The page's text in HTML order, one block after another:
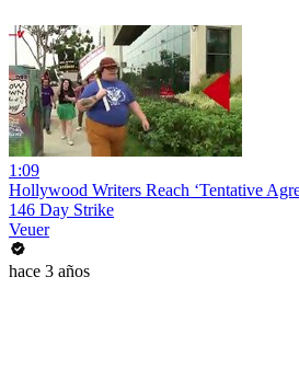
1:09
Hollywood Writers Reach ‘Tentative
146 Day Strike
Veuer
hace 3 años